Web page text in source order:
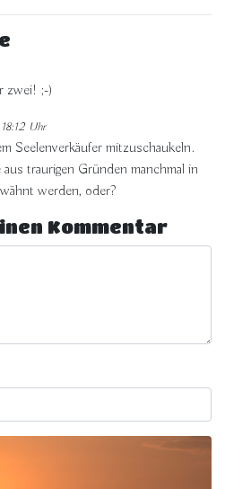
zwei! ;-)
Uhr
Seelenverkäufer mitzuschaukeln.
traurigen Gründen manchmal in
werden, oder?
Kommentar